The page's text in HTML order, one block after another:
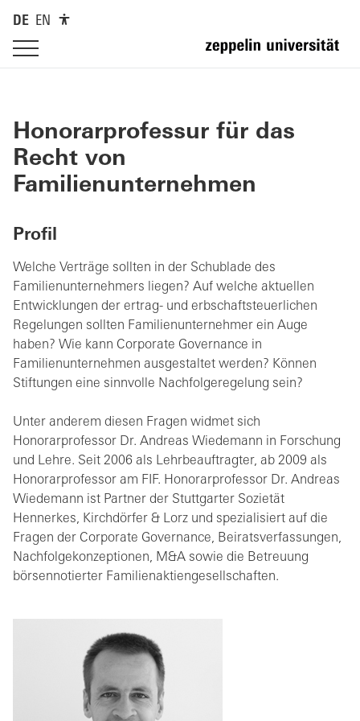
DE EN
Honorarprofessur für das
Recht von
Familienunternehmen
Profil
Welche Verträge sollten in der Schublade des
Familienunternehmers liegen? Auf welche aktuellen
Entwicklungen der ertrag- und erbschaftsteuerlichen
Regelungen sollten Familienunternehmer ein Auge
haben? Wie kann Corporate Governance in
Familienunternehmen ausgestaltet werden? Können
Stiftungen eine sinnvolle Nachfolgeregelung sein?
Unter anderem diesen Fragen widmet sich
Honorarprofessor Dr. Andreas Wiedemann in Forschung
und Lehre. Seit 2006 als Lehrbeauftragter, ab 2009 als
Honorarprofessor am FIF. Honorarprofessor Dr. Andreas
Wiedemann ist Partner der Stuttgarter Sozietät
Hennerkes, Kirchdörfer & Lorz und spezialisiert auf die
Fragen der Corporate Governance, Beiratsverfassungen,
Nachfolgekonzeptionen, M&A sowie die Betreuung
börsennotierter Familienaktiengesellschaften.